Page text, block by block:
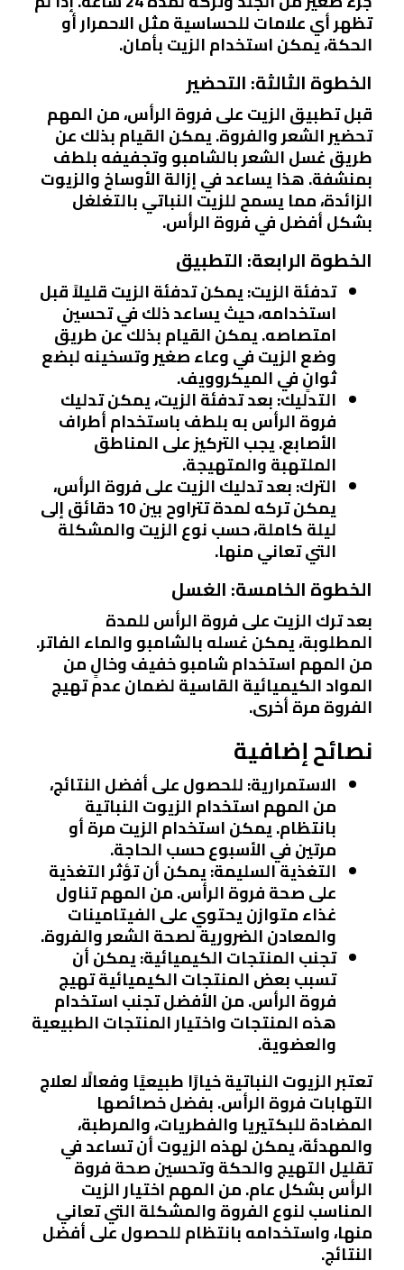
تظهر أي علامات للحساسية مثل الاحمرار أو
الحكة، يمكن استخدام الزيت بأمان.
الخطوة الثالثة: التحضير
قبل تطبيق الزيت على فروة الرأس، من المهم
تحضير الشعر والفروة. يمكن القيام بذلك عن
طريق غسل الشعر بالشامبو وتجفيفه بلطف
بمنشفة. هذا يساعد في إزالة الأوساخ والزيوت
الزائدة، مما يسمح للزيت النباتي بالتغلغل
بشكل أفضل في فروة الرأس.
الخطوة الرابعة: التطبيق
تدفئة الزيت: يمكن تدفئة الزيت قليلاً قبل
استخدامه، حيث يساعد ذلك في تحسين
امتصاصه. يمكن القيام بذلك عن طريق
وضع الزيت في وعاء صغير وتسخينه لبضع
ثوانٍ في الميكروويف.
التدليك: بعد تدفئة الزيت، يمكن تدليك
فروة الرأس به بلطف باستخدام أطراف
الأصابع. يجب التركيز على المناطق
الملتهبة والمتهيجة.
الترك: بعد تدليك الزيت على فروة الرأس،
يمكن تركه لمدة تتراوح بين 10 دقائق إلى
ليلة كاملة، حسب نوع الزيت والمشكلة
التي تعاني منها.
الخطوة الخامسة: الغسل
بعد ترك الزيت على فروة الرأس للمدة
المطلوبة، يمكن غسله بالشامبو والماء الفاتر.
من المهم استخدام شامبو خفيف وخالٍ من
المواد الكيميائية القاسية لضمان عدم تهيج
الفروة مرة أخرى.
نصائح إضافية
الاستمرارية: للحصول على أفضل النتائج،
من المهم استخدام الزيوت النباتية
بانتظام. يمكن استخدام الزيت مرة أو
مرتين في الأسبوع حسب الحاجة.
التغذية السليمة: يمكن أن تؤثر التغذية
على صحة فروة الرأس. من المهم تناول
غذاء متوازن يحتوي على الفيتامينات
والمعادن الضرورية لصحة الشعر والفروة.
تجنب المنتجات الكيميائية: يمكن أن
تسبب بعض المنتجات الكيميائية تهيج
فروة الرأس. من الأفضل تجنب استخدام
هذه المنتجات واختيار المنتجات الطبيعية
والعضوية.
تعتبر الزيوت النباتية خيارًا طبيعيًا وفعالًا لعلاج
التهابات فروة الرأس. بفضل خصائصها
المضادة للبكتيريا والفطريات، والمرطبة،
والمهدئة، يمكن لهذه الزيوت أن تساعد في
تقليل التهيج والحكة وتحسين صحة فروة
الرأس بشكل عام. من المهم اختيار الزيت
المناسب لنوع الفروة والمشكلة التي تعاني
منها، واستخدامه بانتظام للحصول على أفضل
النتائج.